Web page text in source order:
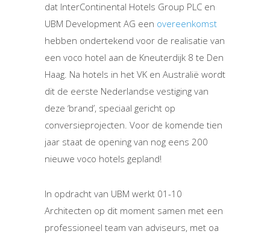
dat InterContinental Hotels Group PLC en
UBM Development AG een overeenkomst
hebben ondertekend voor de realisatie van
een voco hotel aan de Kneuterdijk 8 te Den
Haag. Na hotels in het VK en Australië wordt
dit de eerste Nederlandse vestiging van
deze ‘brand’, speciaal gericht op
conversieprojecten. Voor de komende tien
jaar staat de opening van nog eens 200
nieuwe voco hotels gepland!
In opdracht van UBM werkt 01-10
Architecten op dit moment samen met een
professioneel team van adviseurs, met oa